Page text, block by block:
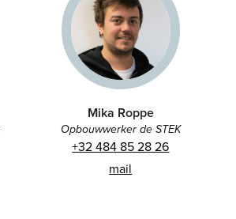
Mika Roppe
Opbouwwerker de STEK
+32 484 85 28 26
mail